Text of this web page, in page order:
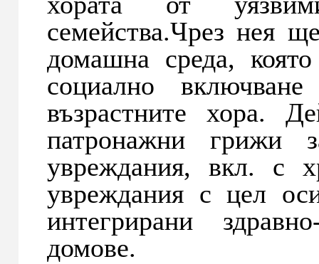
семейства.Чрез нея
домашна среда,
социално
възрастните хора.
патронажни грижи
увреждания, вкл. с
увреждания с цел
интегрирани
домове.